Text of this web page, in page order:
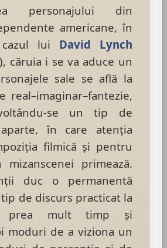
personajului din
americane, în
lui David Lynch
căruia i se va aduce un
sale se află la
real–imaginar–fantezie,
se un tip de
în care atenţia
filmică şi pentru
mizanscenei primează.
duc o permanentă
de discurs practicat la
prea mult timp şi
moduri de a viziona un